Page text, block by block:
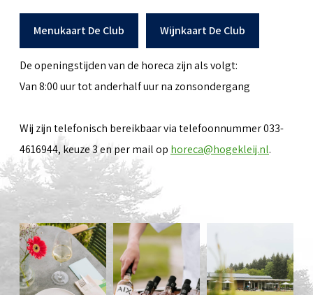
Menukaart De Club Wijnkaart De Club
De openingstijden van de horeca zijn als volgt:
Van 8:00 uur tot anderhalf uur na zonsondergang
Wij zijn telefonisch bereikbaar via telefoonnummer 033-
4616944, keuze 3 en per mail op horeca@hogekleij.nl.